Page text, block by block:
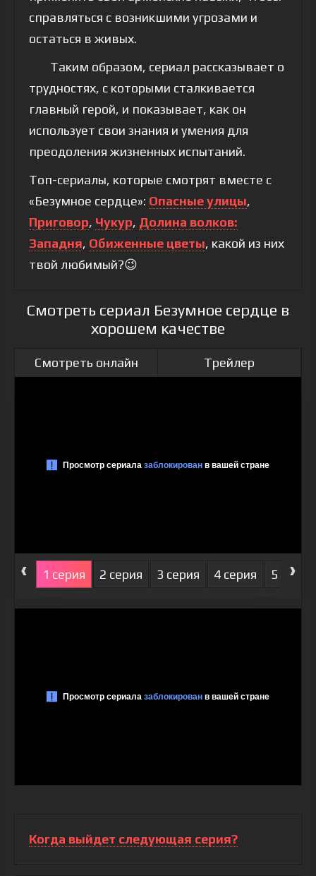
справляться с возникшими угрозами и
остаться в живых.
Таким образом, сериал рассказывает о
трудностях, с которыми сталкивается
главный герой, и показывает, как он
использует свои знания и умения для
преодоления жизненных испытаний.
Топ-сериалы, которые смотрят вместе с
«Безумное сердце»: Опасные улицы,
Приговор, Чукур, Долина волков:
Западня, Обиженные цветы, какой из них
твой любимый?😉
Смотреть сериал Безумное сердце в
хорошем качестве
Смотреть онлайн Трейлер
‹ 1 серия 2 серия 3 серия 4 серия 5 серия
›
Когда выйдет следующая серия?